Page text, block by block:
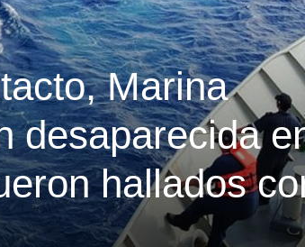
Marina
desaparecida
hallados